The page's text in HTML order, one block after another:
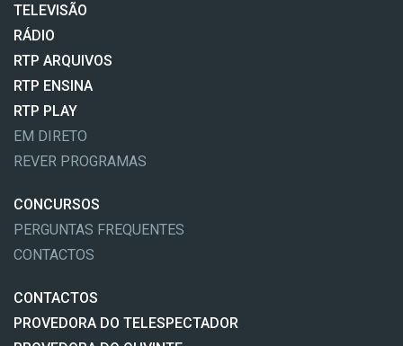
TELEVISÃO
RÁDIO
RTP ARQUIVOS
RTP ENSINA
RTP PLAY
EM DIRETO
REVER PROGRAMAS
CONCURSOS
PERGUNTAS FREQUENTES
CONTACTOS
CONTACTOS
PROVEDORA DO TELESPECTADOR